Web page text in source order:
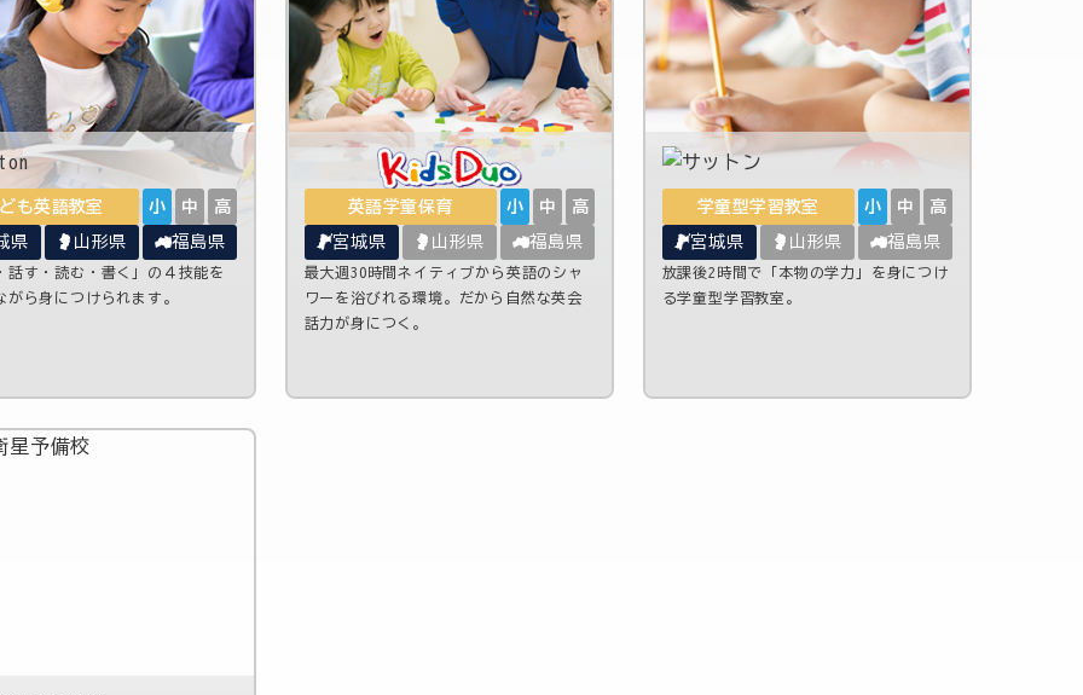
も英語教室 小 中 高
県 山形県 福島県
話す・読む・書く」の４技能を
がら身につけられます。
英語学童保育 小 中 高
宮城県 山形県 福島県
最大週30時間ネイティブから英語のシャ
ワーを浴びれる環境。だから自然な英会
話力が身につく。
学童型学習教室 小 中 高
宮城県 山形県 福島県
放課後2時間で「本物の学力」を身につけ
る学童型学習教室。